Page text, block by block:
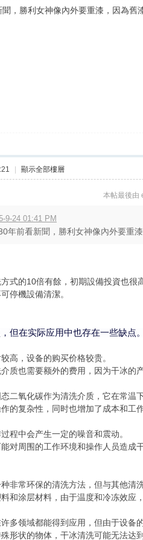
，勝利女神像內外要重漆，因為
| 顯示全部樓層
本帖最後由
9-24 01:41 PM
年前看新聞，勝利女神像內外要重
式的10倍有餘，初期設備投資也很
停機設備清潔。
但在实际应用中也存在一些缺点
高，设备的购买价格较贵。
质也需要额外的费用，因为干冰的
二氧化碳作为清洗介质，它在常温
的复杂性，同时也增加了成本和工作
程中会产生一定的噪音和震动。
对周围的工作环境和操作人员造成
非常环保的清洗方法，但与其他清
和涂层材料，由于温度和冷冻效应
多领域都能得到应用，但由于设备
形状的物体，干冰清洗可能无法达